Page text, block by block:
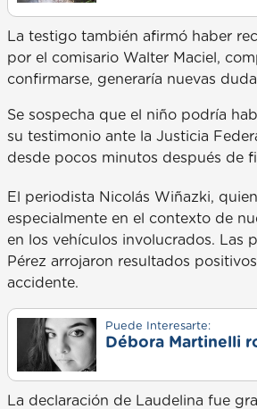
La testigo también afirmó haber
por el comisario Walter Maciel,
confirmarse, generaría nuevas
Se sospecha que el niño podría
su testimonio ante la Justicia
desde pocos minutos después de
El periodista Nicolás Wiñazki,
especialmente en el contexto de
en los vehículos involucrados. Las
Pérez arrojaron resultados
accidente.
Puede Interesarte:
Débora Martinelli
La declaración de Laudelina fue